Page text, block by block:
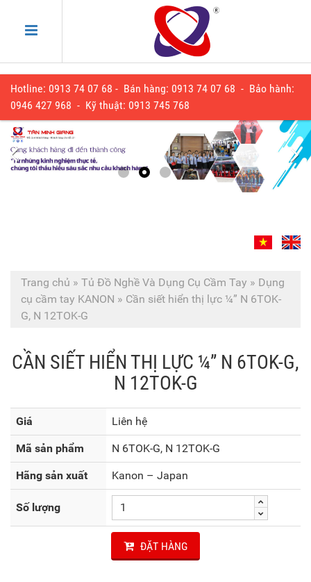
Hotline: 0913 74 07 68 - Bán hàng: 0913 74 07 68 - Bảo hành:
0946 427 968 - Kỹ thuật: 0913 745 768
Trang chủ » Tủ Đồ Nghề Và Dụng Cụ Cầm Tay » Dụng
cụ cầm tay KANON » Cần siết hiển thị lực ¼” N 6TOK-
G, N 12TOK-G
CẦN SIẾT HIỂN THỊ LỰC ¼” N 6TOK-G,
N 12TOK-G
Giá Liên hệ
Mã sản phẩm N 6TOK-G, N 12TOK-G
Hãng sản xuất Kanon – Japan
Số lượng
ĐẶT HÀNG